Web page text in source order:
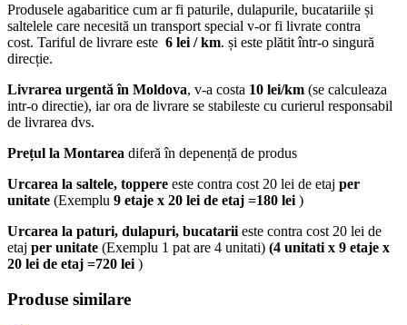
Produsele agabaritice cum ar fi paturile, dulapurile, bucatariile și
saltelele care necesită un transport special v-or fi livrate contra
cost. Tariful de livrare este 6 lei / km. și este plătit într-o singură
direcție.
Livrarea urgentă în Moldova, v-a costa 10 lei/km (se calculeaza
intr-o directie), iar ora de livrare se stabileste cu curierul responsabil
de livrarea dvs.
Prețul la Montarea diferă în depenență de produs
Urcarea la saltele, toppere este contra cost 20 lei de etaj per
unitate (Exemplu 9 etaje x 20 lei de etaj =180 lei )
Urcarea la paturi, dulapuri, bucatarii este contra cost 20 lei de
etaj per unitate (Exemplu 1 pat are 4 unitati) (4 unitati x 9 etaje x
20 lei de etaj =720 lei )
Produse similare